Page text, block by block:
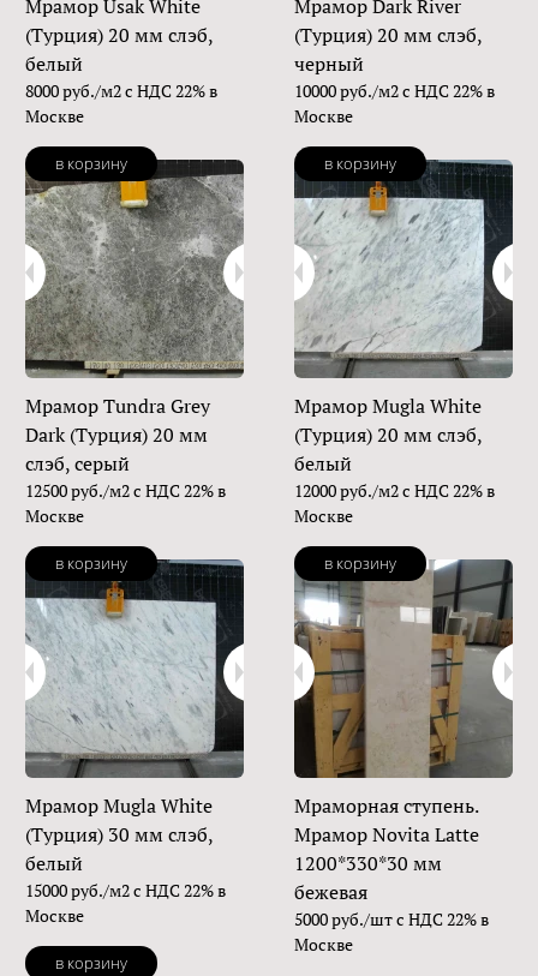
Мрамор Usak White
(Турция) 20 мм слэб,
белый
8000 руб./м2 с НДС 22% в
Москве
в корзину
Мрамор Dark River
(Турция) 20 мм слэб,
черный
10000 руб./м2 с НДС 22% в
Москве
в корзину
Мрамор Tundra Grey
Dark (Турция) 20 мм
слэб, серый
12500 руб./м2 с НДС 22% в
Москве
в корзину
Мрамор Mugla White
(Турция) 20 мм слэб,
белый
12000 руб./м2 с НДС 22% в
Москве
в корзину
Мрамор Mugla White
(Турция) 30 мм слэб,
белый
15000 руб./м2 с НДС 22% в
Москве
в корзину
Мраморная ступень.
Мрамор Novita Latte
1200*330*30 мм
бежевая
5000 руб./шт с НДС 22% в
Москве